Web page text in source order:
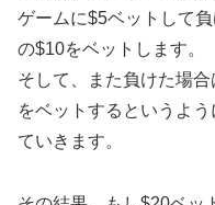
ゲームに$5ベットして
の$10をベットします。
そして、また負けた場
をベットするというよ
ていきます。